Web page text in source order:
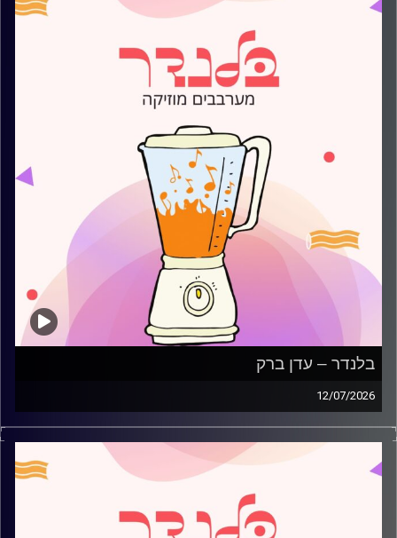
בלנדר – עדן ברק
12/07/2026
מוזיקה קצבית חדשה עם עדן ברק
קרדיט תמונות:
AudioVersity